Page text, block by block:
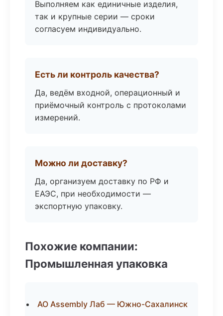
Выполняем как единичные изделия,
так и крупные серии — сроки
согласуем индивидуально.
Есть ли контроль качества?
Да, ведём входной, операционный и
приёмочный контроль с протоколами
измерений.
Можно ли доставку?
Да, организуем доставку по РФ и
ЕАЭС, при необходимости —
экспортную упаковку.
Похожие компании:
Промышленная упаковка
АО Assembly Лаб — Южно-Сахалинск